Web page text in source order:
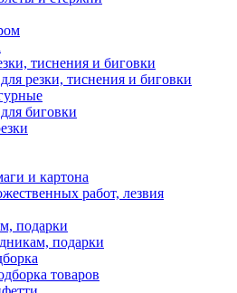
тиснения и биговки
резки, тиснения и биговки
биговки
и картона
работ, лезвия
подарки
подарки
товаров